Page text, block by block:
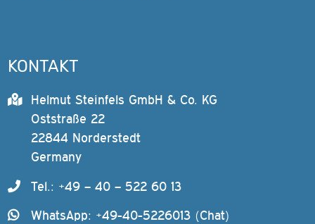
KONTAKT
Helmut Steinfels GmbH & Co. KG
Oststraße 22
22844 Norderstedt
Germany
Tel.: +49 – 40 – 522 60 13
WhatsApp: +49-40-5226013 (Chat)